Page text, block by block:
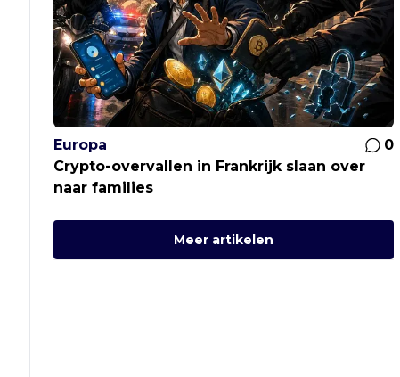
Europa
0
Crypto-overvallen in Frankrijk slaan over
naar families
Meer artikelen